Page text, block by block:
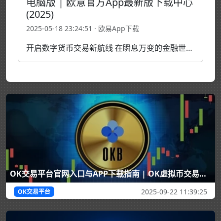
(2025)
2025-05-18 23:24:51 · 欧易App下载
开启数字货币交易新航线 在瞬息万变的金融世界中，数字货币正以前所未有的速度改变着传统交易格局。随着区块链技术的成熟，数字资产已不再遥不可及，而是成为每个人都能轻松参与的新财富通道。欧易 App 正是在这个新时代背景下应运而生，旨在为全球用户提供更安全、高效、智能的数字货币交…
OK交易平台官网入口与APP下载指南 | OK虚拟币交易平台评测
OK交易平台 2025-09-22 11:39:25